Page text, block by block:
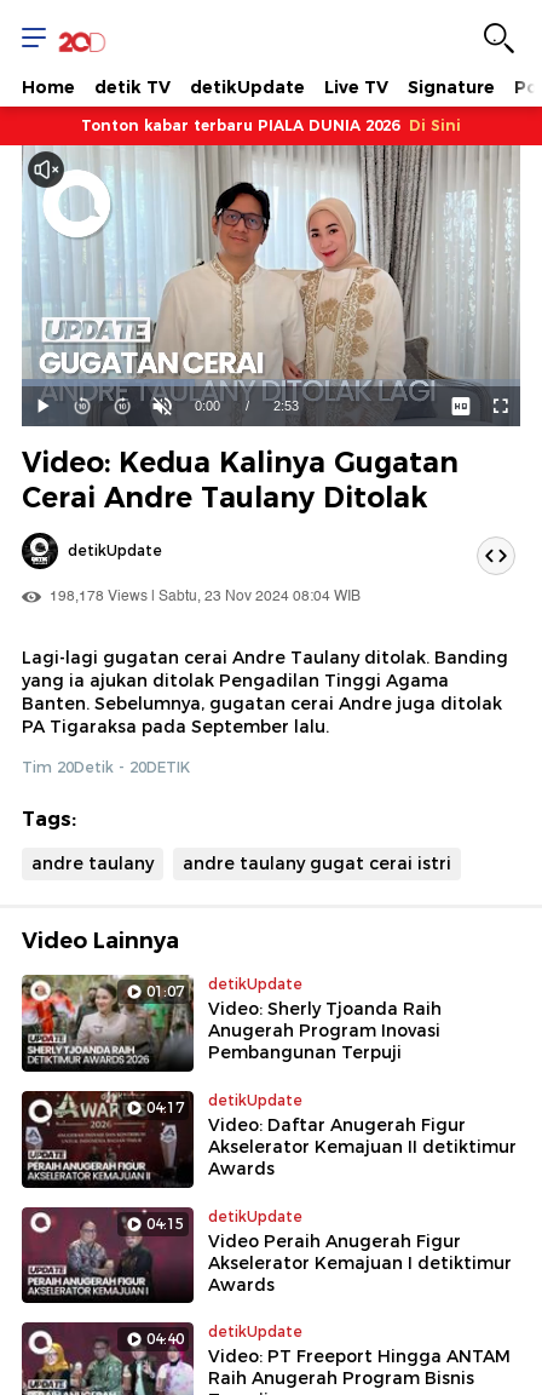
Home detik TV detikUpdate Live TV Signature
Tonton kabar terbaru PIALA DUNIA 2026 Di Sini
Mainkan
Suara
Hidup
Waktu
ini
0:00 / Durasi
2:53
Dimuat:
34.72%
Video: Kedua Kalinya Gugatan
Cerai Andre Taulany Ditolak
detikUpdate
198,178 Views | Sabtu, 23 Nov 2024 08:04 WIB
Lagi-lagi gugatan cerai Andre Taulany ditolak. Banding
yang ia ajukan ditolak Pengadilan Tinggi Agama
Banten. Sebelumnya, gugatan cerai Andre juga ditolak
PA Tigaraksa pada September lalu.
Tim 20Detik - 20DETIK
Tags:
andre taulany andre taulany gugat cerai istri
Video Lainnya
01:07 detikUpdate
Video: Sherly Tjoanda Raih
Anugerah Program Inovasi
Pembangunan Terpuji
04:17 detikUpdate
Video: Daftar Anugerah Figur
Akselerator Kemajuan II detiktimur
Awards
04:15 detikUpdate
Video Peraih Anugerah Figur
Akselerator Kemajuan I detiktimur
Awards
04:40 detikUpdate
Video: PT Freeport Hingga ANTAM
Raih Anugerah Program Bisnis